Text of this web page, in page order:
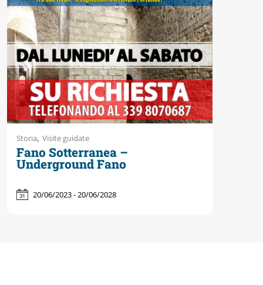
Accessibili
Storia, Visite guidate
Fano Sotterranea –
Underground Fano
20/06/2023 - 20/06/2028